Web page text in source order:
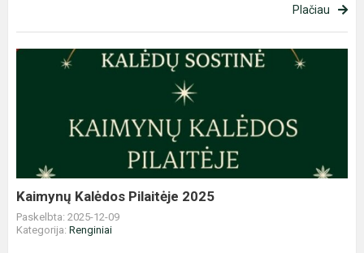
Plačiau
Kaimynų
Kaimynų Kalėdos Pilaitėje 2025
Paskelbta: 2025-12-09
Kategorija: Renginiai